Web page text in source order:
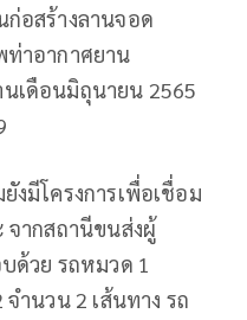
อสร้างลานจอด
าอากาศยาน
เดือนมิถุนายน 2565
งมีโครงการเพื่อเชื่อม
จากสถานีขนส่งผู้
ด้วย รถหมวด 1
ำนวน 2 เส้นทาง รถ